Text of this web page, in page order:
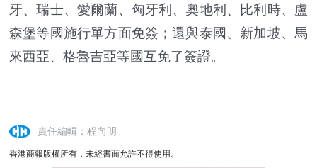
牙、瑞士、愛爾蘭、匈牙利、奧地利、比利時、盧
森堡等國施行單方面免簽；還與泰國、新加坡、馬
來西亞、格魯吉亞等國互免了簽證。
責任編輯：程向明
香港商報版權所有，未經書面允許不得使用。